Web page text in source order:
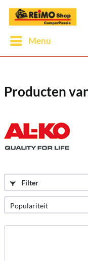
Menu
Producten
Filter